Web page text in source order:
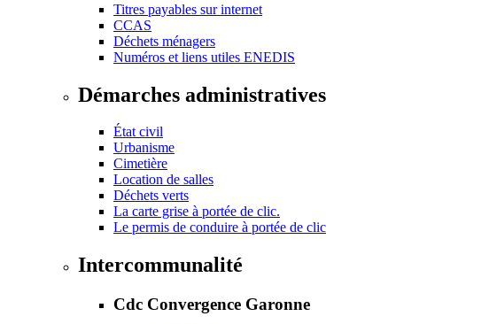
Titres payables sur internet
CCAS
Déchets ménagers
Numéros et liens utiles ENEDIS
Démarches administratives
État civil
Urbanisme
Cimetière
Location de salles
Déchets verts
La carte grise à portée de clic.
Le permis de conduire à portée de clic
Intercommunalité
Cdc Convergence Garonne